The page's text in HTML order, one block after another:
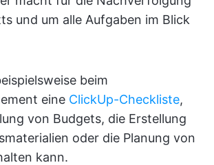
und um alle Aufgaben im Blick
beim
eine ClickUp-Checkliste,
von Budgets, die Erstellung
oder die Planung von
kann.